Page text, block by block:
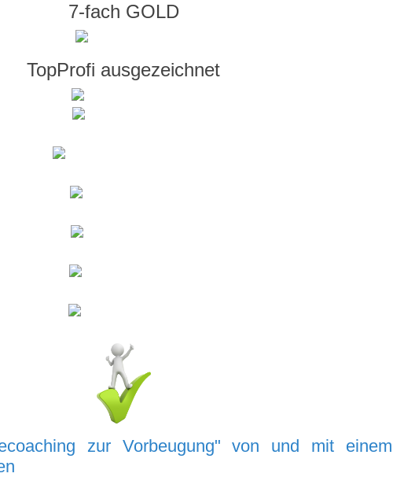
7-fach GOLD
TopProfi ausgezeichnet
zur Vorbeugung" von und mit einem